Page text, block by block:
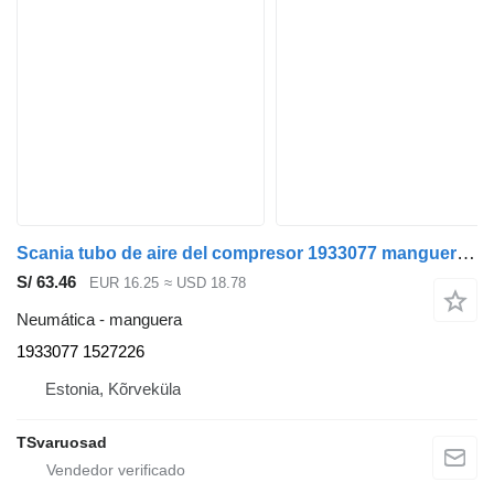
Scania tubo de aire del compresor 1933077 manguera para Scania P230 cabeza tractora
S/ 63.46 EUR 16.25 ≈ USD 18.78
Neumática - manguera
1933077 1527226
Estonia, Kõrveküla
TSvaruosad